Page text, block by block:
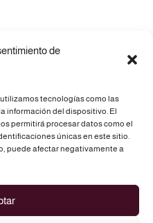
de
tecnologías como las
información del dispositivo. El
permitirá procesar datos como el
únicas en este sitio.
puede afectar negativamente a
73 28
(Alicante)